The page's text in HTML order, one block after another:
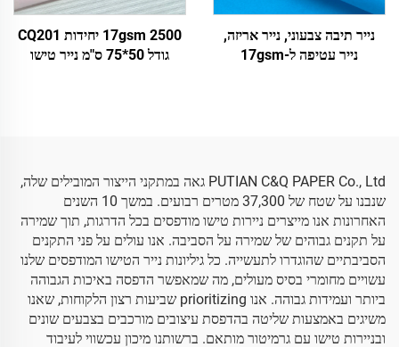
נייר תיבה צבעוני, נייר אריזה,
נייר עטיפה ל-17gsm
17gsm 2500 יחידות CQ201
גודל 50*75 ס"מ נייר טישו
PUTIAN C&Q PAPER Co., Ltd גאה במתקני הייצור המובילים שלה,
שנבנו על שטח של 37,300 מטרים רבועים. במשך 10 השנים
האחרונות אנו מייצרים ניירות טישו מודפסים בכל הדרגות, תוך שמירה
על תקנים גבוהים של שמירה על הסביבה. אנו עולים על פני התקנים
הסביבתיים שהוגדרו לתעשייה. כל גיליונות נייר הטישו המודפסים שלנו
עשויים מחומרי בסיס מעולים, מה שמאפשר הדפסה באיכות הגבוהה
ביותר ועמידות גבוהה. אנו prioritizing שביעות רצון הלקוחות, שאנו
משיגים באמצעות שליטה בהדפסת עיצובים מורכבים בצבעים שונים
ובניירות טישו עם גרמיטור מותאם. ברשותנו מיכון עכשווי לעיבוד